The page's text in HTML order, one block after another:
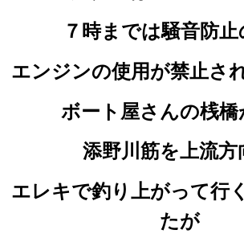
７時までは騒音防
エンジンの使用が禁止さ
ボート屋さんの桟橋
添野川筋を上流方
エレキで釣り上がって行
たが